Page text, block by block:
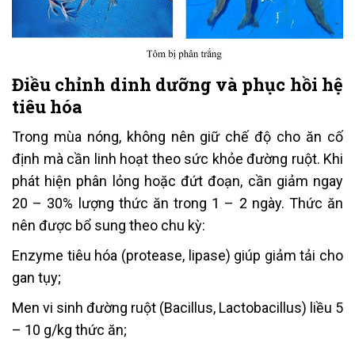
Điều chỉnh dinh dưỡng và phục hồi hệ
tiêu hóa
Trong mùa nóng, không nên giữ chế độ cho ăn cố
định mà cần linh hoạt theo sức khỏe đường ruột. Khi
phát hiện phân lỏng hoặc đứt đoạn, cần giảm ngay
20 – 30% lượng thức ăn trong 1 – 2 ngày. Thức ăn
nên được bổ sung theo chu kỳ:
Enzyme tiêu hóa (protease, lipase) giúp giảm tải cho
gan tụy;
Men vi sinh đường ruột (Bacillus, Lactobacillus) liều 5
– 10 g/kg thức ăn;